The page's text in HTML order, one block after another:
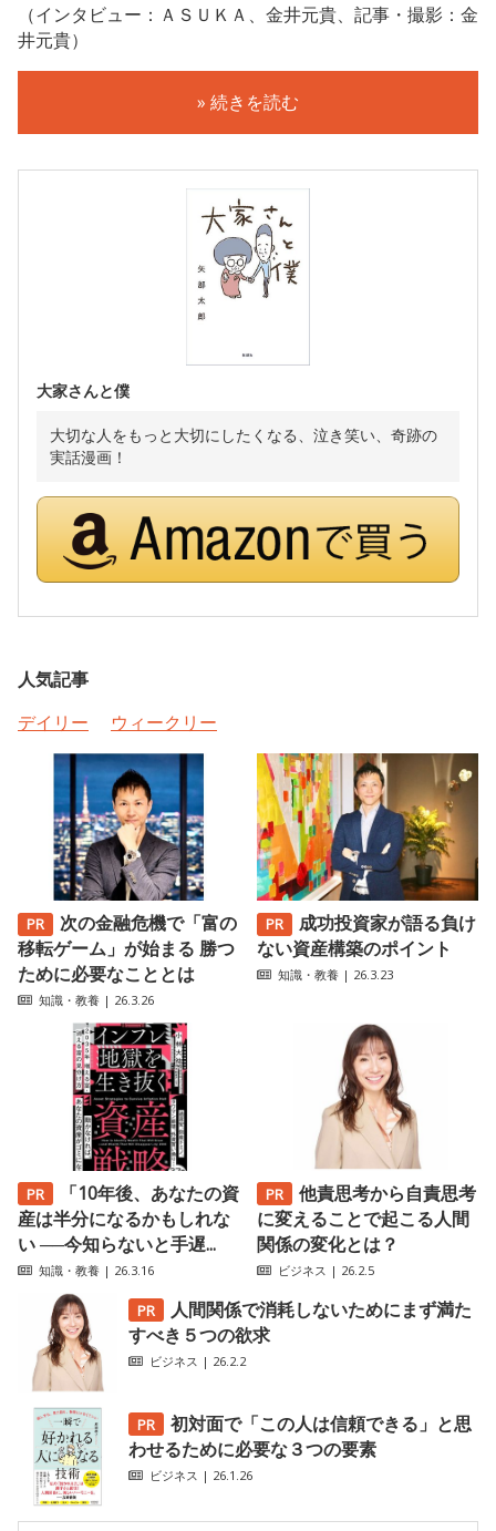
（インタビュー：ＡＳＵＫＡ、金井元貴、記事・撮影：金
井元貴）
» 続きを読む
大家さんと僕
大切な人をもっと大切にしたくなる、泣き笑い、奇跡の
実話漫画！
人気記事
デイリー
ウィークリー
次の金融危機で「富の
移転ゲーム」が始まる 勝つ
ために必要なこととは
知識・教養 | 26.3.26
成功投資家が語る負け
ない資産構築のポイント
知識・教養 | 26.3.23
「10年後、あなたの資
産は半分になるかもしれな
い ──今知らないと手遅...
知識・教養 | 26.3.16
他責思考から自責思考
に変えることで起こる人間
関係の変化とは？
ビジネス | 26.2.5
人間関係で消耗しないためにまず満た
すべき５つの欲求
ビジネス | 26.2.2
初対面で「この人は信頼できる」と思
わせるために必要な３つの要素
ビジネス | 26.1.26